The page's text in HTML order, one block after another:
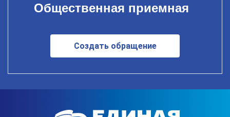
Общественная приемная
Создать обращение